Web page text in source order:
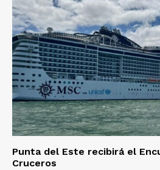
Punta del Este recibirá el
Cruceros